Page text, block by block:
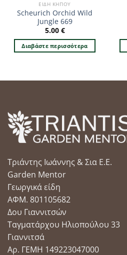
ΕΊΔΗ ΚΉΠΟΥ
Scheurich Orchid Wild
Jungle 669
5.00 €
Διαβάστε περισσότερα
Τριάντης Ιωάννης & Σια Ε.Ε.
Garden Mentor
Γεωργικά είδη
ΑΦΜ. 801105682
Δου Γιαννιτσών
Ταγματάρχου Ηλιοπούλου 33
Γιαννιτσά
Αρ. ΓΕΜΗ 149223047000